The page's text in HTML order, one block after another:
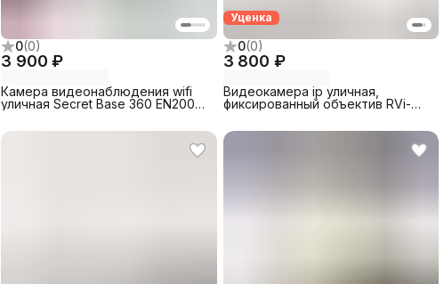
0(0)
3 900 ₽
Камера видеонаблюдения wifi
уличная Secret Base 360 EN200-
Уценка
0(0)
3 800 ₽
Видеокамера ip уличная,
фиксированный объектив RVi-